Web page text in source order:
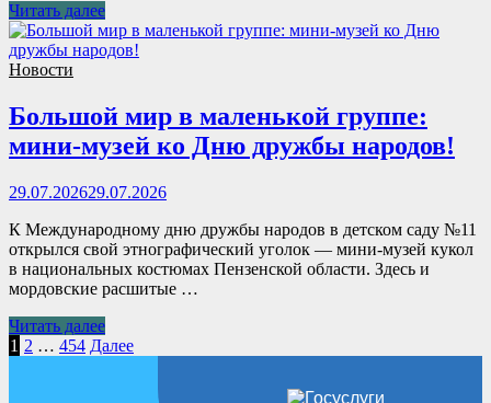
Читать далее
Новости
Большой мир в маленькой группе:
мини-музей ко Дню дружбы народов!
29.07.202629.07.2026
К Международному дню дружбы народов в детском саду №11
открылся свой этнографический уголок — мини-музей кукол
в национальных костюмах Пензенской области. Здесь и
мордовские расшитые …
Читать далее
Пагинация
1 2 … 454 Далее